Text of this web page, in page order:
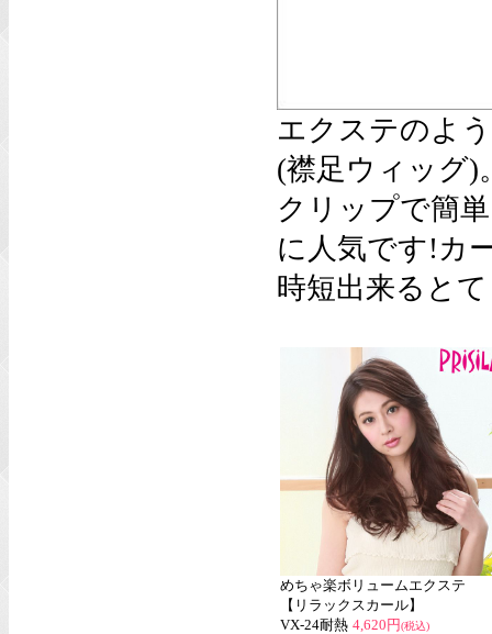
エクステのよ
(襟足ウィッグ)
クリップで簡
に人気です!カ
時短出来ると
めちゃ楽ボリュームエクステ
【リラックスカール】
VX-24耐熱 4,620円(税込)